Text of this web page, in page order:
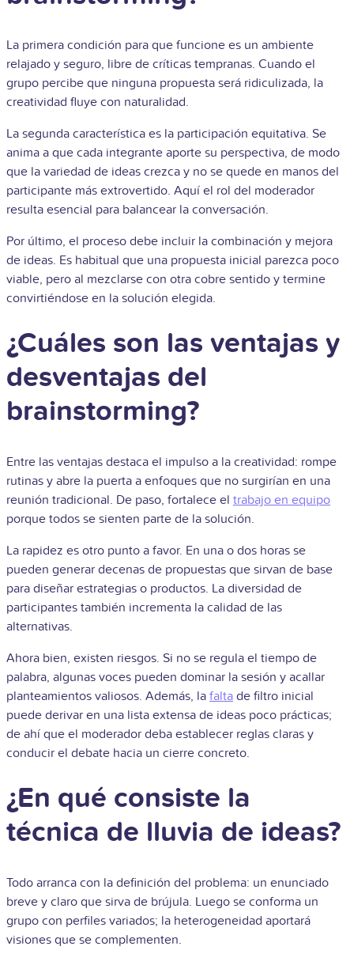
La primera condición para que funcione es un ambiente
relajado y seguro, libre de críticas tempranas. Cuando el
grupo percibe que ninguna propuesta será ridiculizada, la
creatividad fluye con naturalidad.
La segunda característica es la participación equitativa. Se
anima a que cada integrante aporte su perspectiva, de modo
que la variedad de ideas crezca y no se quede en manos del
participante más extrovertido. Aquí el rol del moderador
resulta esencial para balancear la conversación.
Por último, el proceso debe incluir la combinación y mejora
de ideas. Es habitual que una propuesta inicial parezca poco
viable, pero al mezclarse con otra cobre sentido y termine
convirtiéndose en la solución elegida.
¿Cuáles son las ventajas y
desventajas del
brainstorming?
Entre las ventajas destaca el impulso a la creatividad: rompe
rutinas y abre la puerta a enfoques que no surgirían en una
reunión tradicional. De paso, fortalece el trabajo en equipo
porque todos se sienten parte de la solución.
La rapidez es otro punto a favor. En una o dos horas se
pueden generar decenas de propuestas que sirvan de base
para diseñar estrategias o productos. La diversidad de
participantes también incrementa la calidad de las
alternativas.
Ahora bien, existen riesgos. Si no se regula el tiempo de
palabra, algunas voces pueden dominar la sesión y acallar
planteamientos valiosos. Además, la falta de filtro inicial
puede derivar en una lista extensa de ideas poco prácticas;
de ahí que el moderador deba establecer reglas claras y
conducir el debate hacia un cierre concreto.
¿En qué consiste la
técnica de lluvia de ideas?
Todo arranca con la definición del problema: un enunciado
breve y claro que sirva de brújula. Luego se conforma un
grupo con perfiles variados; la heterogeneidad aportará
visiones que se complementen.